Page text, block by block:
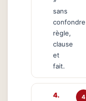
sans
confondre
règle,
clause
et
fait.
4